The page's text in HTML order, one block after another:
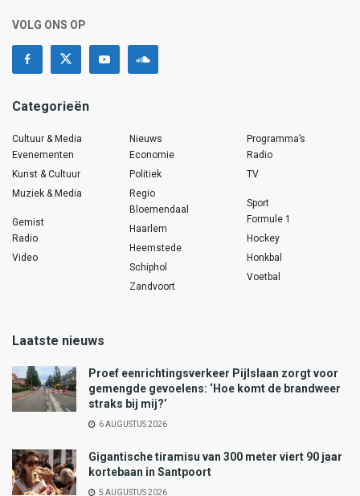
VOLG ONS OP
Categorieën
Cultuur & Media
Evenementen
Kunst & Cultuur
Muziek & Media
Gemist
Radio
Video
Nieuws
Economie
Politiek
Regio
Bloemendaal
Haarlem
Heemstede
Schiphol
Zandvoort
Programma’s
Radio
TV
Sport
Formule 1
Hockey
Honkbal
Voetbal
Laatste nieuws
Proef eenrichtingsverkeer Pijlslaan zorgt voor
gemengde gevoelens: ‘Hoe komt de brandweer
straks bij mij?’
6 AUGUSTUS 2026
Gigantische tiramisu van 300 meter viert 90 jaar
kortebaan in Santpoort
5 AUGUSTUS 2026